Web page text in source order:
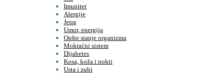
Imunitet
Alergije
Jetra
Umor, energija
Opšte stanje organizma
Mokraćni sistem
Dijabetes
Kosa, koža i nokti
Usta i zubi